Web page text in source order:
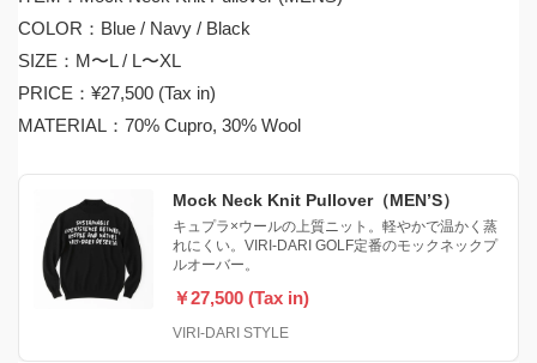
COLOR：Blue / Navy / Black
SIZE：M〜L / L〜XL
PRICE：¥27,500 (Tax in)
MATERIAL：70% Cupro, 30% Wool
Mock Neck Knit Pullover（MEN’S）
キュプラ×ウールの上質ニット。軽やかで温かく蒸
れにくい。VIRI-DARI GOLF定番のモックネックプ
ルオーバー。
￥27,500 (Tax in)
VIRI-DARI STYLE